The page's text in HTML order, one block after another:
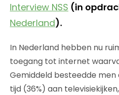
Interview NSS (in
Nederland).
In Nederland hebben nu
toegang tot internet
Gemiddeld besteedde men
tijd (36%) aan